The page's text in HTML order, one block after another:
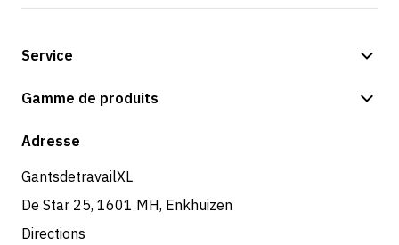
Service
Options de paiement
Retours et service
Gamme de produits
Boutique
Adresse
GantsdetravailXL
De Star 25, 1601 MH, Enkhuizen
Directions